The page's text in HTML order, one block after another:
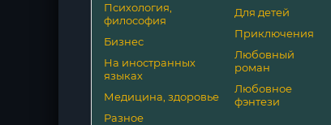
Психология,
философия
Бизнес
На иностранных
языках
Медицина, здоровье
Разное
Для детей
Приключения
Любовный
роман
Любовное
фэнтези